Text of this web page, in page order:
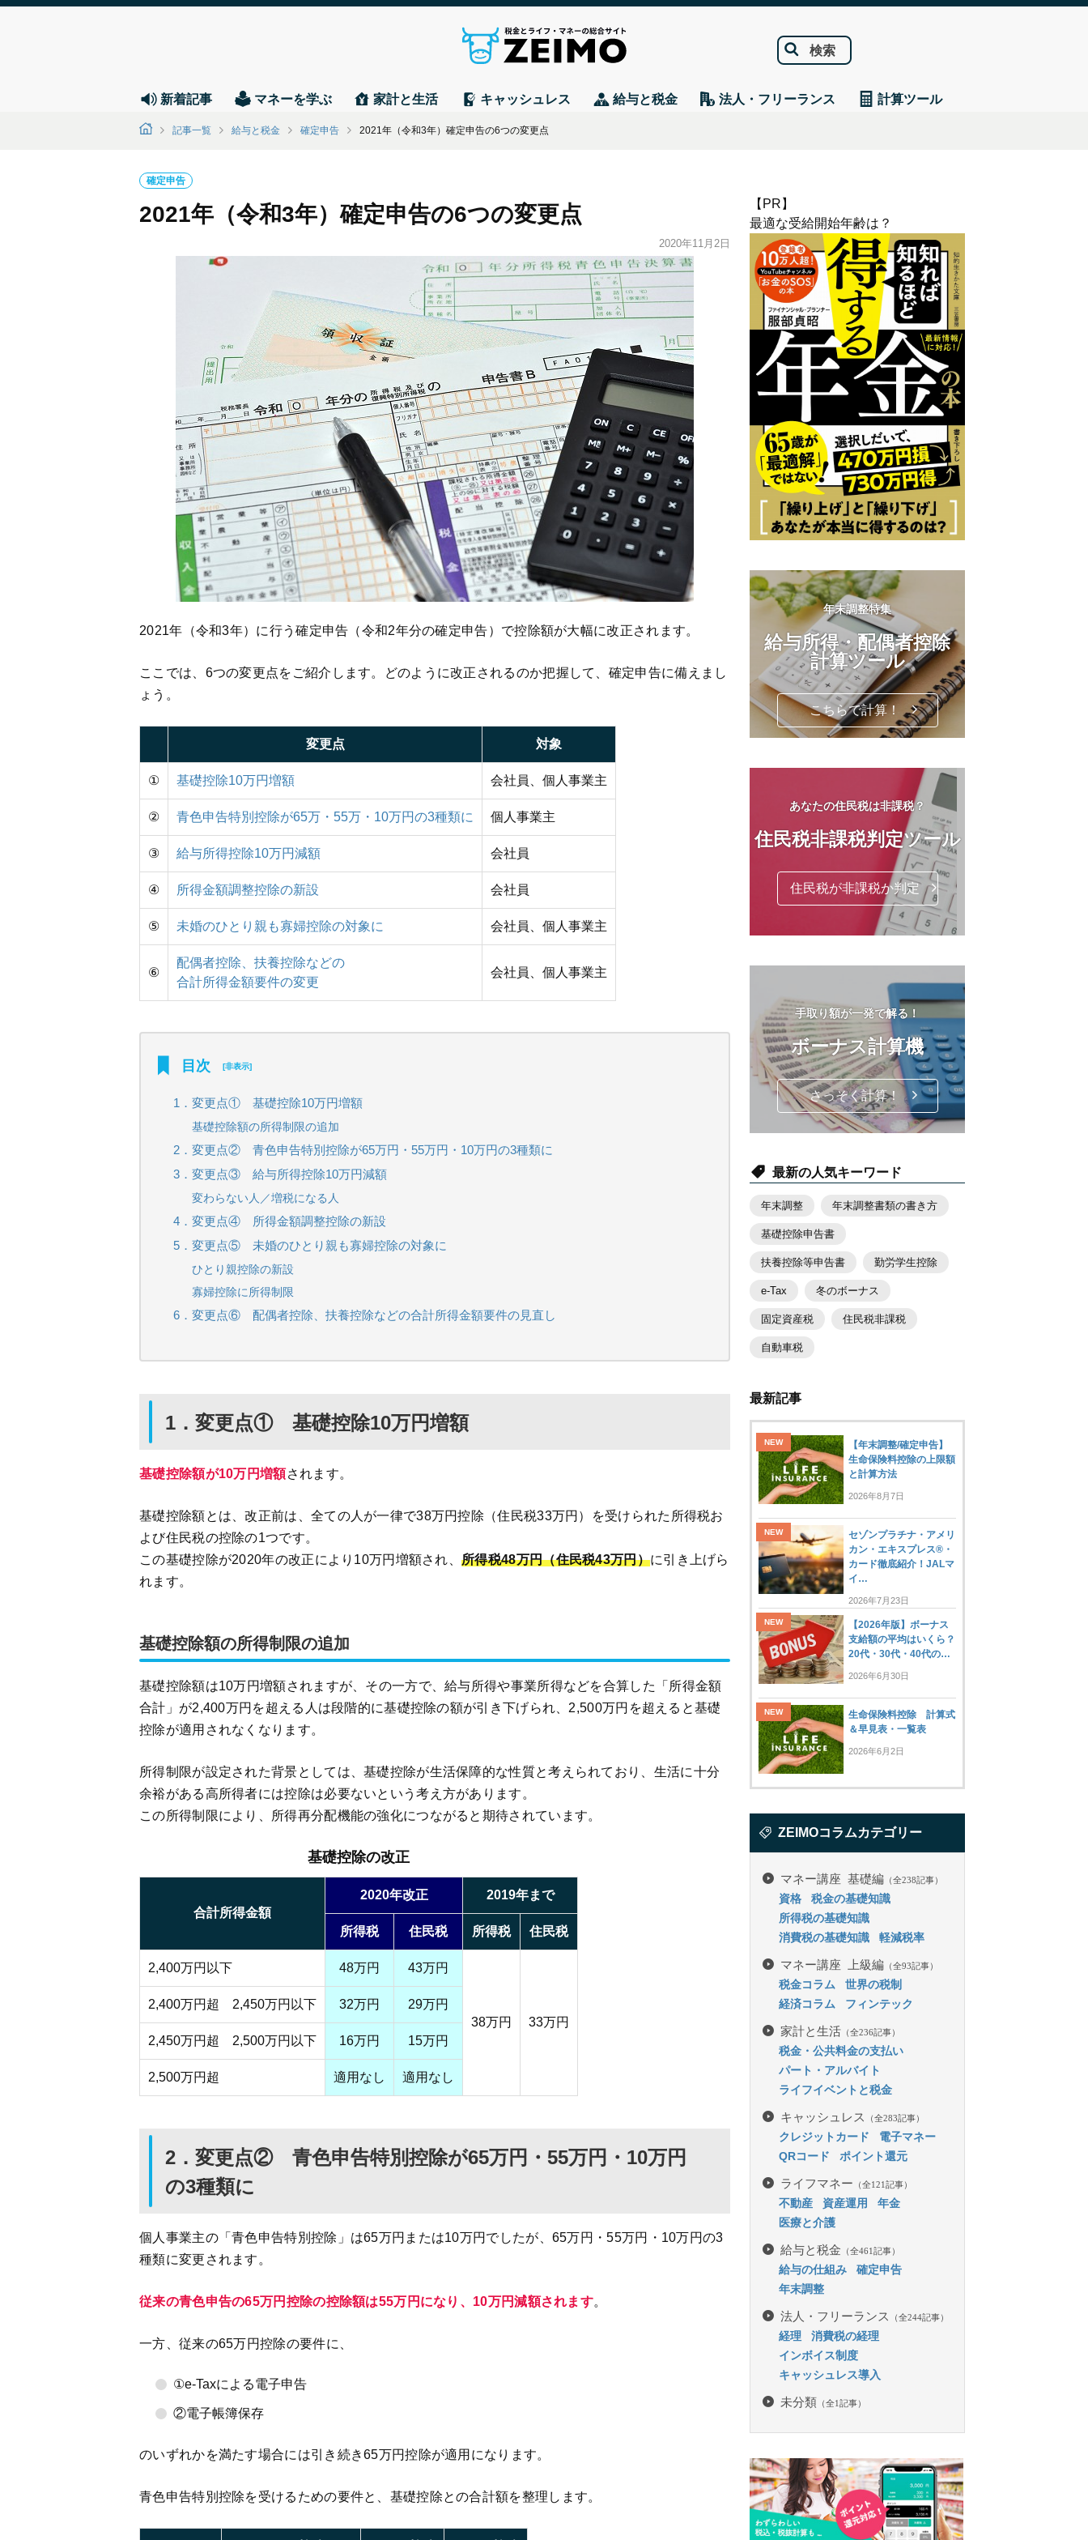
検索
新着記事 マネーを学ぶ 家計と生活 キャッシュレス 給与と税金 法人・フリーランス 計算ツール
記事一覧 給与と税金 確定申告 2021年（令和3年）確定申告の6つの変更点
確定申告
2021年（令和3年）確定申告の6つの変更点
2020年11月2日
2021年（令和3年）に行う確定申告（令和2年分の確定申告）で控除額が大幅に改正されます。
ここでは、6つの変更点をご紹介します。どのように改正されるのか把握して、確定申告に備えまし
ょう。
変更点 対象
① 基礎控除10万円増額 会社員、個人事業主
② 青色申告特別控除が65万・55万・10万円の3種類に 個人事業主
③ 給与所得控除10万円減額 会社員
④ 所得金額調整控除の新設 会社員
⑤ 未婚のひとり親も寡婦控除の対象に 会社員、個人事業主
⑥
配偶者控除、扶養控除などの
合計所得金額要件の変更
会社員、個人事業主
目次 [非表示]
1．変更点① 基礎控除10万円増額
基礎控除額の所得制限の追加
2．変更点② 青色申告特別控除が65万円・55万円・10万円の3種類に
3．変更点③ 給与所得控除10万円減額
変わらない人／増税になる人
4．変更点④ 所得金額調整控除の新設
5．変更点⑤ 未婚のひとり親も寡婦控除の対象に
ひとり親控除の新設
寡婦控除に所得制限
6．変更点⑥ 配偶者控除、扶養控除などの合計所得金額要件の見直し
1． 変更点① 基礎控除10万円増額
基礎控除額が10万円増額されます。
基礎控除額とは、改正前は、全ての人が一律で38万円控除（住民税33万円）を受けられた所得税お
よび住民税の控除の1つです。
この基礎控除が2020年の改正により10万円増額され、所得税48万円（住民税43万円）に引き上げら
れます。
基礎控除額の所得制限の追加
基礎控除額は10万円増額されますが、その一方で、給与所得や事業所得などを合算した「所得金額
合計」が2,400万円を超える人は段階的に基礎控除の額が引き下げられ、2,500万円を超えると基礎
控除が適用されなくなります。
所得制限が設定された背景としては、基礎控除が生活保障的な性質と考えられており、生活に十分
余裕がある高所得者には控除は必要ないという考え方があります。
この所得制限により、所得再分配機能の強化につながると期待されています。
基礎控除の改正
合計所得金額
2020年改正 2019年まで
所得税 住民税 所得税 住民税
2,400万円以下 48万円 43万円
38万円 33万円
2,400万円超 2,450万円以下 32万円 29万円
2,450万円超 2,500万円以下 16万円 15万円
2,500万円超 適用なし 適用なし
2． 変更点② 青色申告特別控除が65万円・55万円・10万円
の3種類に
個人事業主の「青色申告特別控除」は65万円または10万円でしたが、65万円・55万円・10万円の3
種類に変更されます。
従来の青色申告の65万円控除の控除額は55万円になり、10万円減額されます。
一方、従来の65万円控除の要件に、
①e-Taxによる電子申告
②電子帳簿保存
のいずれかを満たす場合には引き続き65万円控除が適用になります。
青色申告特別控除を受けるための要件と、基礎控除との合計額を整理します。
【PR】
最適な受給開始年齢は？
年末調整特集
給与所得・配偶者控除
計算ツール
こちらで計算！
あなたの住民税は非課税？
住民税非課税判定ツール
住民税が非課税か判定
手取り額が一発で解る！
ボーナス計算機
さっそく計算！
最新の人気キーワード
年末調整 年末調整書類の書き方
基礎控除申告書
扶養控除等申告書 勤労学生控除
e-Tax 冬のボーナス
固定資産税 住民税非課税
自動車税
最新記事
【年末調整/確定申告】
生命保険料控除の上限額
と計算方法
2026年8月7日
セゾンプラチナ・アメリ
カン・エキスプレス®・
カード徹底紹介！JALマ
イ…
2026年7月23日
【2026年版】ボーナス
支給額の平均はいくら？
20代・30代・40代の…
2026年6月30日
生命保険料控除 計算式
＆早見表・一覧表
2026年6月2日
ZEIMOコラムカテゴリー
マネー講座 基礎編 （全238記事）
資格
税金の基礎知識
所得税の基礎知識
消費税の基礎知識
軽減税率
マネー講座 上級編 （全93記事）
税金コラム
世界の税制
経済コラム
フィンテック
家計と生活 （全236記事）
税金・公共料金の支払い
パート・アルバイト
ライフイベントと税金
キャッシュレス （全283記事）
クレジットカード
電子マネー
QRコード
ポイント還元
ライフマネー （全121記事）
不動産 資産運用
年金
医療と介護
給与と税金 （全461記事）
給与の仕組み
確定申告
年末調整
法人・フリーランス （全244記事）
経理
消費税の経理
インボイス制度
キャッシュレス導入
未分類 （全1記事）